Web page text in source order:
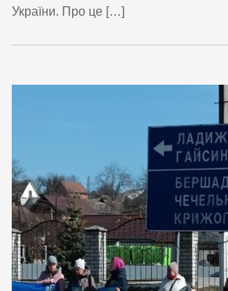
України. Про це […]